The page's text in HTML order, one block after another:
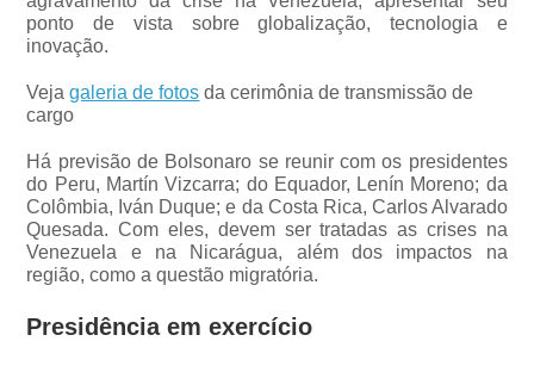
ponto de vista sobre globalização, tecnologia e
inovação.
Vejagaleria de fotos da cerimônia de transmissão de
cargo
Há previsão de Bolsonaro se reunir com os presidentes
do Peru, Martín Vizcarra; do Equador, Lenín Moreno; da
Colômbia, Iván Duque; e da Costa Rica, Carlos Alvarado
Quesada. Com eles, devem ser tratadas as crises na
Venezuela e na Nicarágua, além dos impactos na
região, como a questão migratória.
Presidência em exercício